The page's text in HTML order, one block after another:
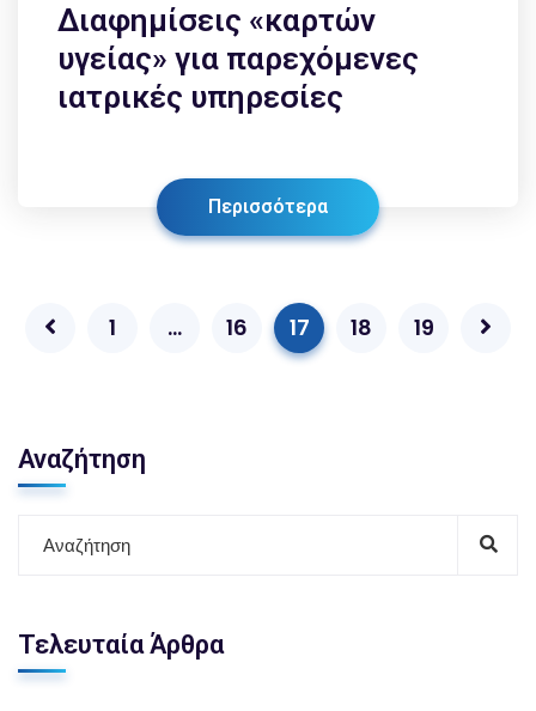
Διαφημίσεις «καρτών
υγείας» για παρεχόμενες
ιατρικές υπηρεσίες
Περισσότερα
1 … 16 17 18 19
Αναζήτηση
Τελευταία Άρθρα